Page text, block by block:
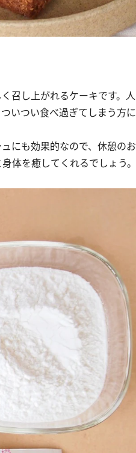
召し上がれるケーキです。人
いつい食べ過ぎてしまう方に
にも効果的なので、休憩のお
体を癒してくれるでしょう。